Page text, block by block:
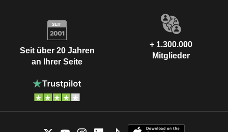
Seit über 20 Jahren
an Ihrer Seite
+ 1.300.000
Mitglieder